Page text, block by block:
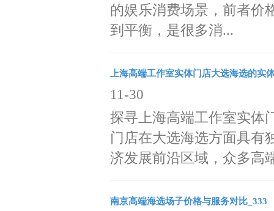
的娱乐消费场景，前者价
到平衡，是很多消...
上海高端工作室实体门店大选海选的实
11-30
探寻上海高端工作室实体
门店在大选海选方面具有
济发展前沿区域，众多高
南京高端海选场子价格与服务对比_333